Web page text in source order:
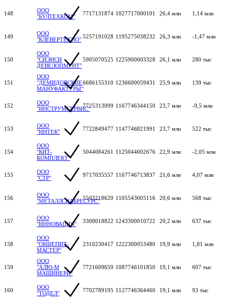
148
ООО
"БУЛТЕХКОМ"
7717131874 1027717000101 26,4 млн 1,14 млн
149
ООО
"КЛЕВЕРТЕХНО" 5257191028 1195275038232 26,3 млн -1,47 млн
150
ООО
"СИЭНСИ
ДЕВЕЛОПМЕНТ"
5905070525 1225900003328 26,1 млн 280 тыс
151
ООО
"ДЕМИДОВСКИЕ
МАНУФАКТУРЫ"
6686155310 1236600059431 25,9 млн 139 тыс
152
ООО
"ИНСТРУМСЕРВИС"7725313099 1167746344150 23,7 млн -9,5 млн
153
ООО
"ИНТЕК"
7722849477 1147746821991 23,7 млн 522 тыс
154
ООО
"КИТ-
КОМПЛЕКТ"
5044084261 1125044002676 22,9 млн -2,05 млн
155
ООО
"СТР"
9717035557 1167746713837 21,6 млн 4,07 млн
156
ООО
"МЕТАЛЛСНАБРЕСУРС"
5503218620 1105543005116 20,6 млн 568 тыс
157
ООО
"ИННОВАЦИЯ"
3300018822 1243300010722 20,2 млн 637 тыс
158
ООО
"ОБЩЕПИТ-
МАСТЕР"
2310230417 1222300053480 19,9 млн 1,81 млн
159
ООО
"АЛЮ-М
МАШИНЕРИ"
7721609659 1087746101850 19,1 млн 607 тыс
160
ООО
"ТОДЕЛ"
7702789195 1127746364460 19,1 млн 93 тыс